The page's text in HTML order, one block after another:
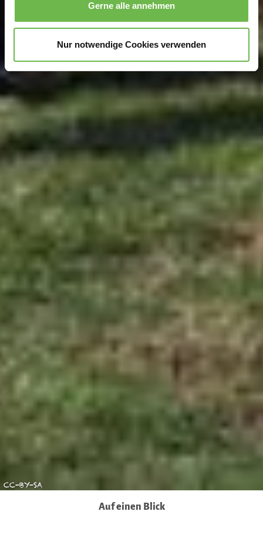
zu können und die Zugriffe auf unsere Website zu
analysieren.Danke, dass Sie uns in unserer Arbeit
unterstützen!
erhobenen Daten in den USA durch Google und
Indem Sie auf "Gerne Alle annehmen" oder
Präferenzen, Statistiken oder Marketing ankreuzen und
auf „Auswahl manuell festlegen“ klicken, willigen Sie
zugleich gem. Art. 49 Abs. 1 S. 1 lit. a DSGVO ein, dass
Ihre Daten in den USA verarbeitet werden. Die USA
werden vom Europäischen Gerichtshof als ein Land mit
einem nach EU-Standards unzureichendem
insbesondere das Risiko, dass Ihre Daten durch US-
Behörden, zu Kontroll- und zu Überwachungszwecken,
verarbeitet werden können. Wenn Sie auf "Auswahl
manuell festlegen" klicken und keine der optionalen
Boxen (Präferenzen, Statistiken oder Marketing
ausgewählt haben, findet die vorgehend beschriebene
Sie in unseren Datenschutzhinweisen.
Ausführlich informieren wir Sie darüber gerne hier:
Datenschutz
Gerne alle annehmen
Nur notwendige Cookies verwenden
CC-BY-SA
Auf einen Blick